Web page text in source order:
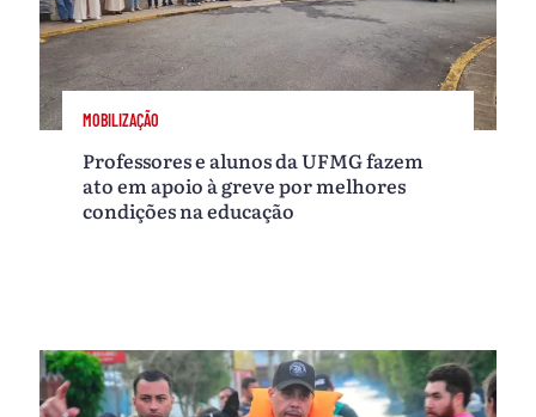
MOBILIZAÇÃO
Professores e alunos da UFMG fazem
ato em apoio à greve por melhores
condições na educação